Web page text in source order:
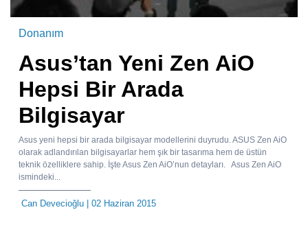
Donanım
Asus’tan Yeni Zen AiO
Hepsi Bir Arada
Bilgisayar
Asus yeni hepsi bir arada bilgisayar modellerini duyrudu. ASUS Zen AiO
olarak adlandırılan bilgisayarlar hem şık bir tasarıma hem de üstün
teknik özelliklere sahip. İşte Asus Zen AiO’nun detayları. Asus Zen AiO
ismindeki...
Can Devecioğlu | 02 Haziran 2015